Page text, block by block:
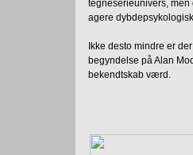
tegneserieunivers,
agere
Ikke desto mindre er
begyndelse på Alan
bekendtskab værd.